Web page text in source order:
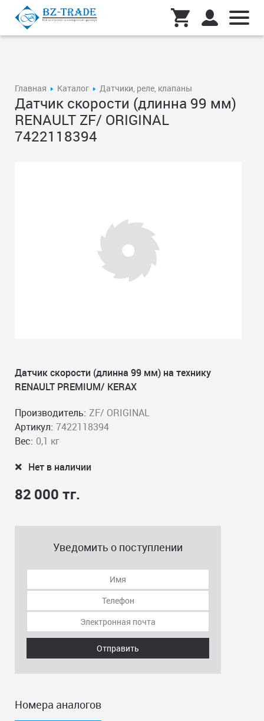
Главная Каталог Датчики, реле, клапаны
Датчик скорости (длинна 99 мм)
RENAULT ZF/ ORIGINAL
7422118394
Датчик скорости (длинна 99 мм) на технику
RENAULT PREMIUM/ KERAX
Производитель: ZF/ ORIGINAL
Артикул: 7422118394
Вес: 0,1 кг
Нет в наличии
82 000 тг.
Уведомить о поступлении
Отправить
Номера аналогов